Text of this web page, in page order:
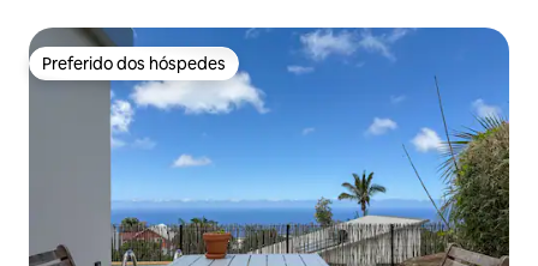
Preferido dos hóspedes
Preferido dos hóspedes